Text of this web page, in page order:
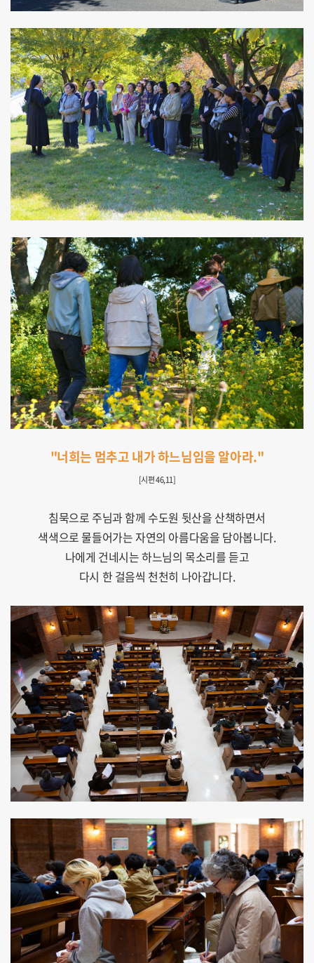
"너희는 멈추고 내가 하느님임을 알아라."
[시편 46,11]
침묵으로 주님과 함께 수도원 뒷산을 산책하면서
색색으로 물들어가는 자연의 아름다움을 담아봅니다.
나에게 건네시는 하느님의 목소리를 듣고
다시 한 걸음씩 천천히 나아갑니다.